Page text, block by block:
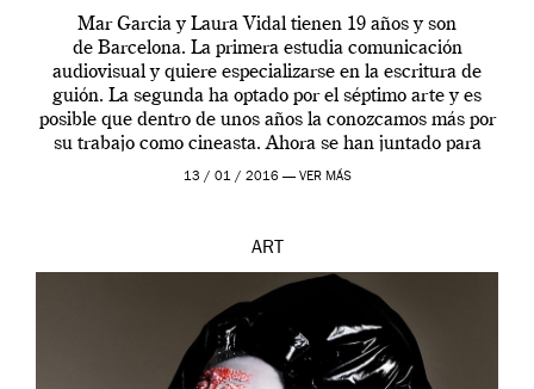
Mar Garcia y Laura Vidal tienen 19 años y son
de Barcelona. La primera estudia comunicación
audiovisual y quiere especializarse en la escritura de
guión. La segunda ha optado por el séptimo arte y es
posible que dentro de unos años la conozcamos más por
su trabajo como cineasta. Ahora se han juntado para
contarnos una […]
13 / 01 / 2016 — VER MÁS
ART